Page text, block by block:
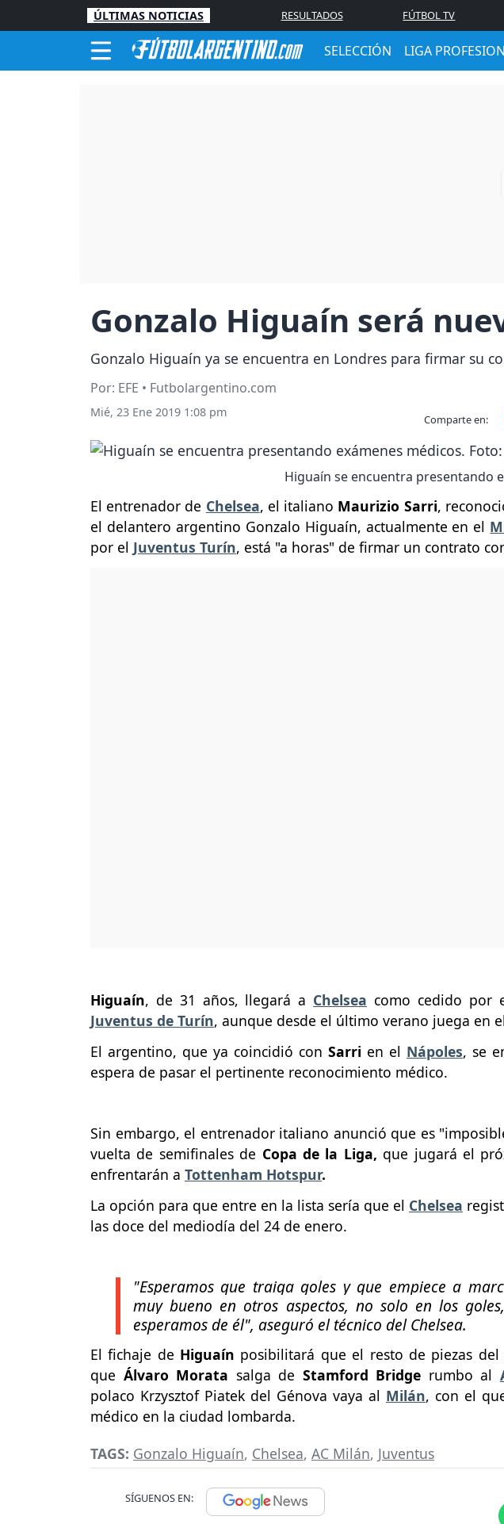
ÚLTIMAS NOTICIAS RESULTADOS FÚTBOL TV
SELECCIÓN LIGA
Gonzalo Higuaín será
Gonzalo Higuaín ya se encuentra en Londres para firmar su
Por: EFE • Futbolargentino.com
Mié, 23 Ene 2019 1:08 pm Comparte en:
Higuaín se encuentra presentando
El entrenador de Chelsea, el italiano Maurizio Sarri,
el delantero argentino Gonzalo Higuaín, actualmente en el
por el Juventus Turín, está "a horas" de firmar un contrato
Higuaín, de 31 años, llegará a Chelsea como cedido por
Juventus de Turín, aunque desde el último verano juega en el
El argentino, que ya coincidió con Sarri en el Nápoles, se
espera de pasar el pertinente reconocimiento médico.
Sin embargo, el entrenador italiano anunció que es
vuelta de semifinales de Copa de la Liga, que jugará el
enfrentarán a Tottenham Hotspur.
La opción para que entre en la lista sería que el Chelsea
las doce del mediodía del 24 de enero.
"Esperamos que traiga goles y que empiece a
muy bueno en otros aspectos, no solo en los
esperamos de él", aseguró el técnico del Chelsea.
El fichaje de Higuaín posibilitará que el resto de piezas del
que Álvaro Morata salga de Stamford Bridge rumbo al
polaco Krzysztof Piatek del Génova vaya al Milán, con el
médico en la ciudad lombarda.
TAGS: Gonzalo Higuaín, Chelsea, AC Milán, Juventus
SÍGUENOS EN: